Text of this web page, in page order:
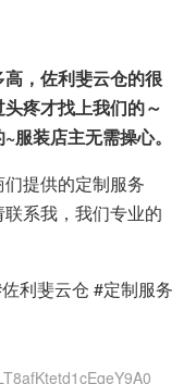
，佐利斐云仓的很
疼才找上我们的～
服装店主无需操心。
提供的定制服务
系我，我们专业的
利斐云仓 #定制服务